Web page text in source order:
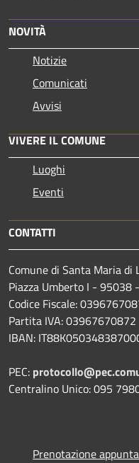
NOVITÀ
Notizie
Comunicati
Avvisi
VIVERE IL COMUNE
Luoghi
Eventi
CONTATTI
Comune di Santa Maria di
Piazza Umberto I - 95038
Codice Fiscale:
Partita IVA: 03967670872
IBAN:
PEC:
Centralino Unico: 095
Prenotazione